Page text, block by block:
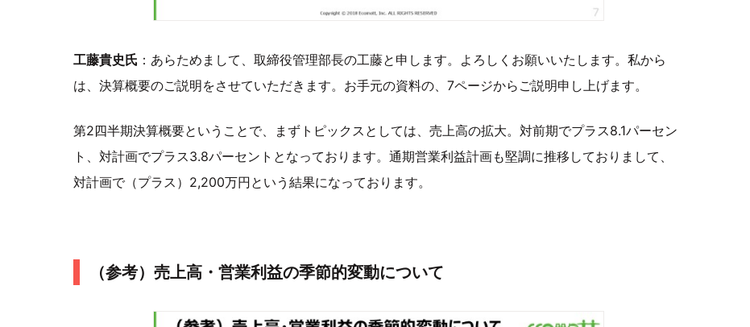
工藤貴史氏 ：あらためまして、取締役管理部長の工藤と申します。よろしくお願いいたします。私から
は、決算概要のご説明をさせていただきます。お手元の資料の、7ページからご説明申し上げます。
第2四半期決算概要ということで、まずトピックスとしては、売上高の拡大。対前期でプラス8.1パーセン
ト、対計画でプラス3.8パーセントとなっております。通期営業利益計画も堅調に推移しておりまして、
対計画で（プラス）2,200万円という結果になっております。
（参考）売上高・営業利益の季節的変動について